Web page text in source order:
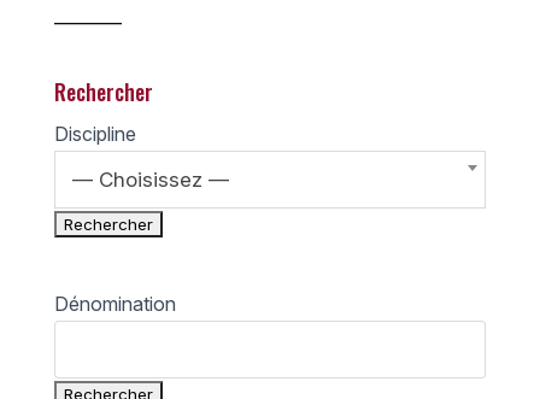
Rechercher
Discipline
— Choisissez —
Dénomination